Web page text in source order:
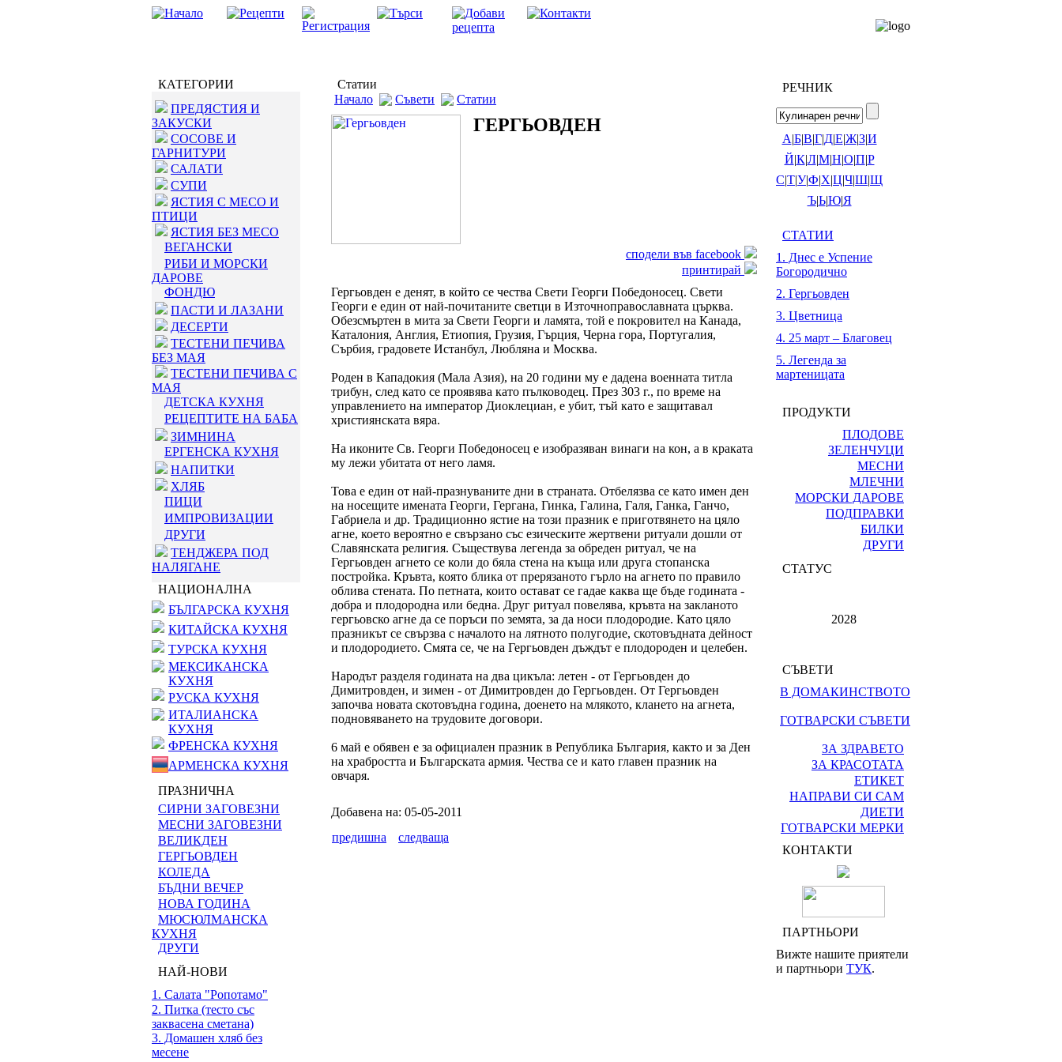
КАТЕГОРИИ
ПРЕДЯСТИЯ И
ЗАКУСКИ
СОСОВЕ И
ГАРНИТУРИ
САЛАТИ
СУПИ
ЯСТИЯ С МЕСО И
ПТИЦИ
ЯСТИЯ БЕЗ МЕСО
ВЕГАНСКИ
РИБИ И МОРСКИ
ДАРОВЕ
ФОНДЮ
ПАСТИ И ЛАЗАНИ
ДЕСЕРТИ
ТЕСТЕНИ ПЕЧИВА
БЕЗ МАЯ
ТЕСТЕНИ ПЕЧИВА С
МАЯ
ДЕТСКА КУХНЯ
РЕЦЕПТИТЕ НА БАБА
ЗИМНИНА
ЕРГЕНСКА КУХНЯ
НАПИТКИ
ХЛЯБ
ПИЦИ
ИМПРОВИЗАЦИИ
ДРУГИ
ТЕНДЖЕРА ПОД
НАЛЯГАНЕ
НАЦИОНАЛНА
БЪЛГАРСКА КУХНЯ
КИТАЙСКА КУХНЯ
ТУРСКА КУХНЯ
МЕКСИКАНСКА
КУХНЯ
РУСКА КУХНЯ
ИТАЛИАНСКА
КУХНЯ
ФРЕНСКА КУХНЯ
АРМЕНСКА КУХНЯ
ПРАЗНИЧНА
СИРНИ ЗАГОВЕЗНИ
МЕСНИ ЗАГОВЕЗНИ
ВЕЛИКДЕН
ГЕРГЬОВДЕН
КОЛЕДА
БЪДНИ ВЕЧЕР
НОВА ГОДИНА
МЮСЮЛМАНСКА
КУХНЯ
ДРУГИ
НАЙ-НОВИ
1. Салата "Ропотамо"
2. Питка (тесто със
заквасена сметана)
3. Домашен хляб без
месене
Статии
Начало
Съвети Статии
ГЕРГЬОВДЕН
сподели във facebook
принтирай
Гергьовден е денят, в който се чества Свети Георги Победоносец. Свети
Георги е един от най-почитаните светци в Източноправославната църква.
Обезсмъртен в мита за Свети Георги и ламята, той е покровител на Канада,
Каталония, Англия, Етиопия, Грузия, Гърция, Черна гора, Португалия,
Сърбия, градовете Истанбул, Любляна и Москва.
Роден в Кападокия (Мала Азия), на 20 години му е дадена военната титла
трибун, след като се проявява като пълководец. През 303 г., по време на
управлението на император Диоклециан, е убит, тъй като е защитавал
християнската вяра.
На иконите Св. Георги Победоносец е изобразяван винаги на кон, а в краката
му лежи убитата от него ламя.
Това е един от най-празнуваните дни в страната. Отбелязва се като имен ден
на носещите имената Георги, Гергана, Гинка, Галина, Галя, Ганка, Ганчо,
Габриела и др. Традиционно ястие на този празник е приготвянето на цяло
агне, което вероятно е свързано със езическите жертвени ритуали дошли от
Славянската религия. Съществува легенда за обреден ритуал, че на
Гергьовден агнето се коли до бяла стена на къща или друга стопанска
постройка. Кръвта, която блика от прерязаното гърло на агнето по правило
облива стената. По петната, които остават се гадае каква ще бъде годината -
добра и плодородна или бедна. Друг ритуал повелява, кръвта на закланото
гергьовско агне да се поръси по земята, за да носи плодородие. Като цяло
празникът се свързва с началото на лятното полугодие, скотовъдната дейност
и плодородието. Смята се, че на Гергьовден дъждът е плодороден и целебен.
Народът разделя годината на два цикъла: летен - от Гергьовден до
Димитровден, и зимен - от Димитровден до Гергьовден. От Гергьовден
започва новата скотовъдна година, доенето на млякото, клането на агнета,
подновяването на трудовите договори.
6 май е обявен е за официален празник в Република България, както и за Ден
на храбростта и Българската армия. Чества се и като главен празник на
овчаря.
Добавена на: 05-05-2011
предишна
следваща
РЕЧНИК
А|Б|В|Г|Д|Е|Ж|З|И
Й|К|Л|М|Н|О|П|Р
С|Т|У|Ф|Х|Ц|Ч|Ш|Щ
Ъ|Ь|Ю|Я
СТАТИИ
1. Днес е Успение
Богородично
2. Гергьовден
3. Цветница
4. 25 март – Благовец
5. Легенда за
мартеницата
ПРОДУКТИ
ПЛОДОВЕ
ЗЕЛЕНЧУЦИ
МЕСНИ
МЛЕЧНИ
МОРСКИ ДАРОВЕ
ПОДПРАВКИ
БИЛКИ
ДРУГИ
СТАТУС
2028
СЪВЕТИ
В ДОМАКИНСТВОТО
ГОТВАРСКИ СЪВЕТИ
ЗА ЗДРАВЕТО
ЗА КРАСОТАТА
ЕТИКЕТ
НАПРАВИ СИ САМ
ДИЕТИ
ГОТВАРСКИ МЕРКИ
КОНТАКТИ
ПАРТНЬОРИ
Вижте нашите приятели
и партньори ТУК.